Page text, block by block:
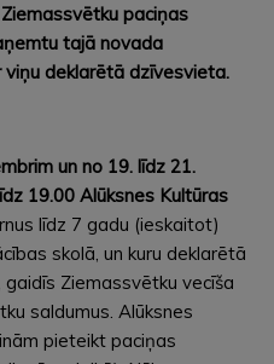
paciņas
tajā novada
deklarētā dzīvesvieta.
un no 19. līdz 21.
19.00 Alūksnes Kultūras
līdz 7 gadu (ieskaitot)
skolā, un kuru deklarētā
gaidīs Ziemassvētku vecīša
saldumus. Alūksnes
pieteikt paciņas